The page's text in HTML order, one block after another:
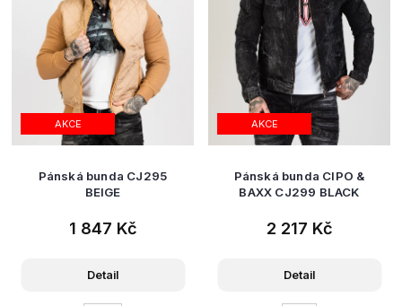
AKCE
Pánská bunda CJ295
BEIGE
1 847 Kč
Detail
AKCE
Pánská bunda CIPO &
BAXX CJ299 BLACK
2 217 Kč
Detail